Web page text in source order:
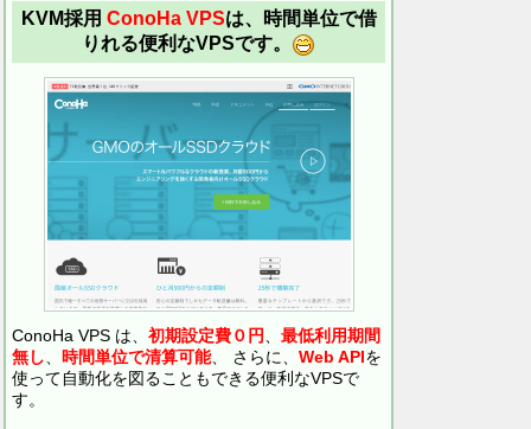
KVM採用 ConoHa VPSは、時間単位で借
りれる便利なVPSです。
ConoHa VPS は、 初期設定費０円、 最低利用期間
無し、 時間単位で清算可能、 さらに、 Web APIを
使って自動化を図ることもできる便利なVPSで
す。